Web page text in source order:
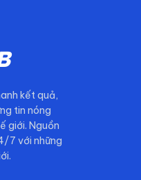
kết quả,
tin nóng
giới. Nguồn
7 với những